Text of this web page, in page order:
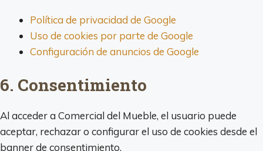
Política de privacidad de Google
Uso de cookies por parte de Google
Configuración de anuncios de Google
6. Consentimiento
Al acceder a Comercial del Mueble, el usuario puede
aceptar, rechazar o configurar el uso de cookies desde el
banner de consentimiento.